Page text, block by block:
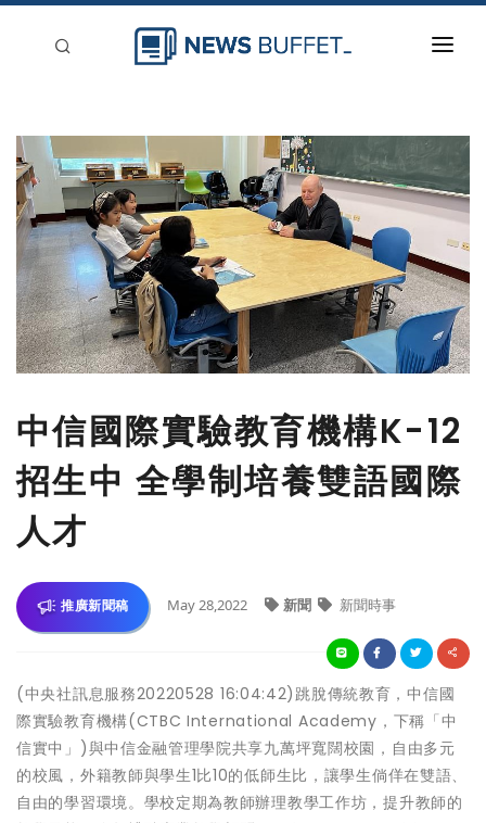
新聞稿分類
登入
刊登
中信國際實驗教育機構K-12
招生中 全學制培養雙語國際
人才
推廣新聞稿 May 28,2022 新聞 新聞時事
(中央社訊息服務20220528 16:04:42)跳脫傳統教育，中信國
際實驗教育機構(CTBC International Academy，下稱「中
信實中」)與中信金融管理學院共享九萬坪寬闊校園，自由多元
的校風，外籍教師與學生1比10的低師生比，讓學生倘佯在雙語、
自由的學習環境。學校定期為教師辦理教學工作坊，提升教師的